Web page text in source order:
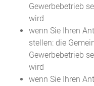
Gewerbebetrieb
wird
wenn Sie Ihren
stellen: die
Gewerbebetrieb
wird
wenn Sie Ihren